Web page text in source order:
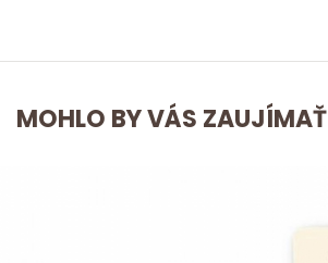
MOHLO BY VÁS ZAUJÍMAŤ